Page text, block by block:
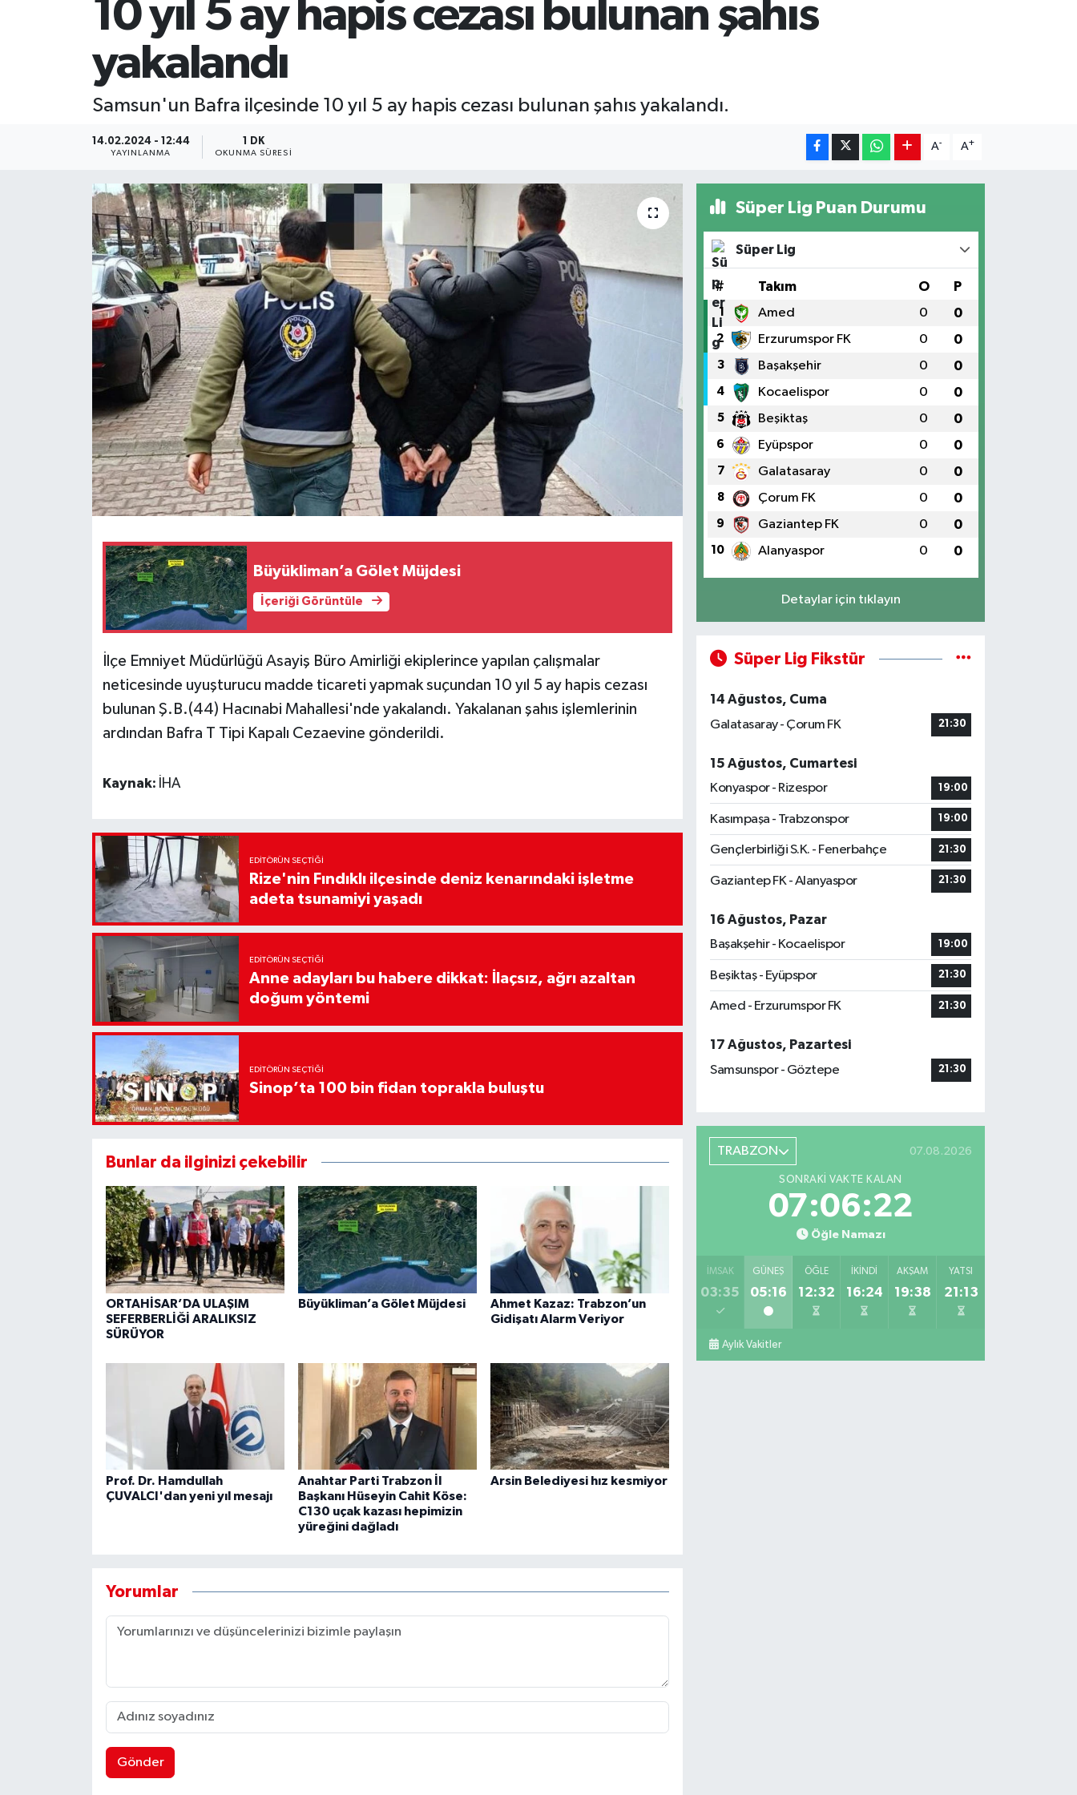
10 yıl 5 ay hapis cezası bulunan şahıs
yakalandı
Samsun'un Bafra ilçesinde 10 yıl 5 ay hapis cezası bulunan şahıs yakalandı.
14.02.2024 - 12:44
YAYINLANMA
1 DK
OKUNMA SÜRESI
A- A+
Büyükliman’a Gölet Müjdesi
İçeriği Görüntüle
İlçe Emniyet Müdürlüğü Asayiş Büro Amirliği ekiplerince yapılan çalışmalar
neticesinde uyuşturucu madde ticareti yapmak suçundan 10 yıl 5 ay hapis cezası
bulunan Ş.B.(44) Hacınabi Mahallesi'nde yakalandı. Yakalanan şahıs işlemlerinin
ardından Bafra T Tipi Kapalı Cezaevine gönderildi.
Kaynak: İHA
EDITÖRÜN SEÇTIĞI
Rize'nin Fındıklı ilçesinde deniz kenarındaki işletme
adeta tsunamiyi yaşadı
EDITÖRÜN SEÇTIĞI
Anne adayları bu habere dikkat: İlaçsız, ağrı azaltan
doğum yöntemi
EDITÖRÜN SEÇTIĞI
Sinop’ta 100 bin fidan toprakla buluştu
Bunlar da ilginizi çekebilir
ORTAHİSAR’DA ULAŞIM
SEFERBERLİĞİ ARALIKSIZ
SÜRÜYOR
Büyükliman’a Gölet Müjdesi
Ahmet Kazaz: Trabzon’un
Gidişatı Alarm Veriyor
Prof. Dr. Hamdullah
ÇUVALCI'dan yeni yıl mesajı
Anahtar Parti Trabzon İl
Başkanı Hüseyin Cahit Köse:
C130 uçak kazası hepimizin
yüreğini dağladı
Arsin Belediyesi hız kesmiyor
Yorumlar
Gönder
Süper Lig Puan Durumu
Süper Lig
# Takım O P
1 Amed 0 0
2 Erzurumspor FK 0 0
3 Başakşehir 0 0
4 Kocaelispor 0 0
5 Beşiktaş 0 0
6 Eyüpspor 0 0
7 Galatasaray 0 0
8 Çorum FK 0 0
9 Gaziantep FK 0 0
10 Alanyaspor 0 0
Detaylar için tıklayın
Süper Lig Fikstür
14 Ağustos, Cuma
Galatasaray - Çorum FK
21:30
15 Ağustos, Cumartesi
Konyaspor - Rizespor
19:00
Kasımpaşa - Trabzonspor 19:00
Gençlerbirliği S.K. - Fenerbahçe 21:30
Gaziantep FK - Alanyaspor 21:30
16 Ağustos, Pazar
Başakşehir - Kocaelispor
19:00
Beşiktaş - Eyüpspor 21:30
Amed - Erzurumspor FK 21:30
17 Ağustos, Pazartesi
Samsunspor - Göztepe
21:30
TRABZON 07.08.2026
SONRAKI VAKTE KALAN
07:06:21
Öğle Namazı
İMSAK
03:35
GÜNEŞ
05:16
ÖĞLE
12:32
İKINDI
16:24
AKŞAM
19:38
YATSI
21:13
Aylık Vakitler
Teknoloji
TRABZON
TRABZONSPOR